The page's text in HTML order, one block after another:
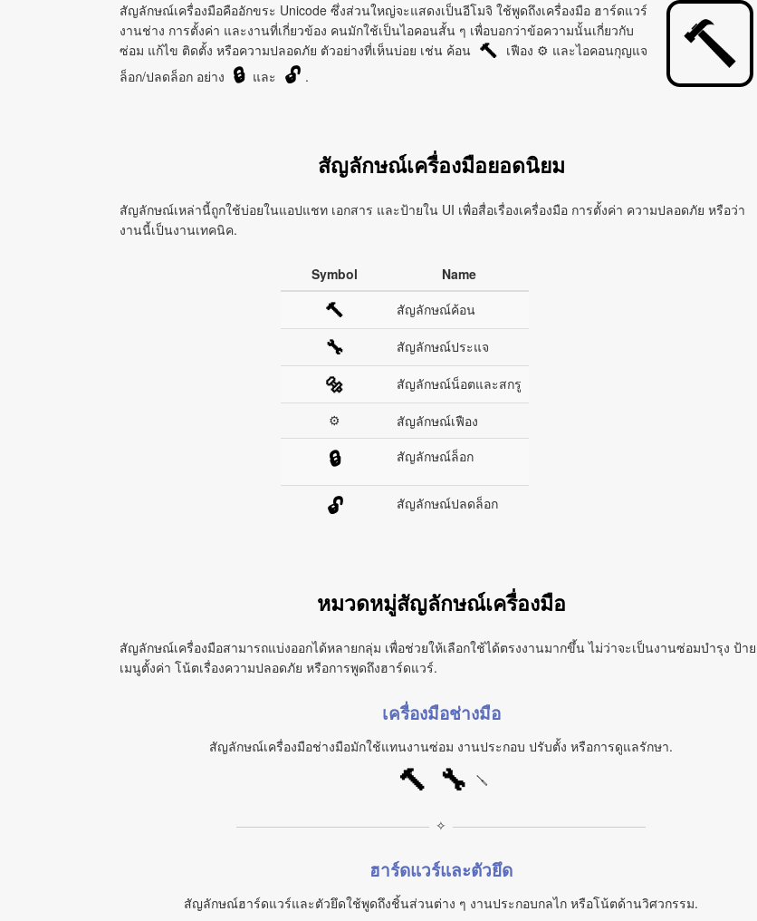
สัญลักษณ์เครื่องมือคืออักขระ Unicode ซึ่งส่วนใหญ่จะแสดงเป็นอีโมจิ ใช้พูดถึงเครื่องมือ ฮาร์ดแวร์
งานช่าง การตั้งค่า และงานที่เกี่ยวข้อง คนมักใช้เป็นไอคอนสั้น ๆ เพื่อบอกว่าข้อความนั้นเกี่ยวกับ
ซ่อม แก้ไข ติดตั้ง หรือความปลอดภัย ตัวอย่างที่เห็นบ่อย เช่น ค้อน 🔨 เฟือง ⚙ และไอคอนกุญแจ
ล็อก/ปลดล็อก อย่าง 🔒 และ 🔓 .
สัญลักษณ์เครื่องมือยอดนิยม
สัญลักษณ์เหล่านี้ถูกใช้บ่อยในแอปแชท เอกสาร และป้ายใน UI เพื่อสื่อเรื่องเครื่องมือ การตั้งค่า ความปลอดภัย หรือว่า
งานนี้เป็นงานเทคนิค.
Symbol Name
🔨 สัญลักษณ์ค้อน
🔧 สัญลักษณ์ประแจ
🔩
สัญลักษณ์น็อตและสกรู
⚙
สัญลักษณ์เฟือง
🔒 สัญลักษณ์ล็อก
🔓 สัญลักษณ์ปลดล็อก
หมวดหมู่สัญลักษณ์เครื่องมือ
สัญลักษณ์เครื่องมือสามารถแบ่งออกได้หลายกลุ่ม เพื่อช่วยให้เลือกใช้ได้ตรงงานมากขึ้น ไม่ว่าจะเป็นงานซ่อมบำรุง ป้าย
เมนูตั้งค่า โน้ตเรื่องความปลอดภัย หรือการพูดถึงฮาร์ดแวร์.
เครื่องมือช่างมือ
สัญลักษณ์เครื่องมือช่างมือมักใช้แทนงานซ่อม งานประกอบ ปรับตั้ง หรือการดูแลรักษา.
🔨 🔧 🪛
✧
ฮาร์ดแวร์และตัวยึด
สัญลักษณ์ฮาร์ดแวร์และตัวยึดใช้พูดถึงชิ้นส่วนต่าง ๆ งานประกอบกลไก หรือโน้ตด้านวิศวกรรม.